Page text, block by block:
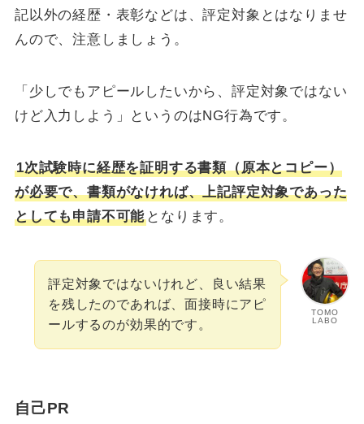
記以外の経歴・表彰などは、評定対象とはなりませ
んので、注意しましょう。
「少しでもアピールしたいから、評定対象ではない
けど入力しよう」というのはNG行為です。
1次試験時に経歴を証明する書類（原本とコピー）
が必要で、書類がなければ、上記評定対象であった
としても申請不可能 となります。
TOMO
LABO
評定対象ではないけれど、良い結果
を残したのであれば、面接時にアピ
ールするのが効果的です。
自己PR